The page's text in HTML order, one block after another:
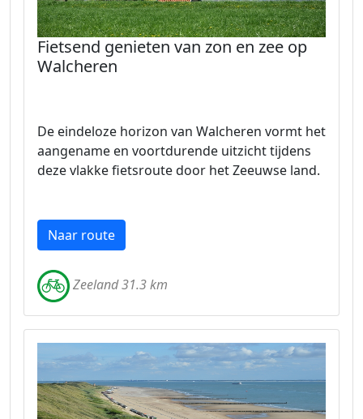
Fietsend genieten van zon en zee op
Walcheren
De eindeloze horizon van Walcheren vormt het
aangename en voortdurende uitzicht tijdens
deze vlakke fietsroute door het Zeeuwse land.
Naar route
Zeeland 31.3 km